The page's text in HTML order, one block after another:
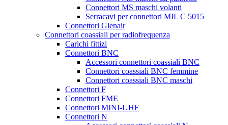
Connettori MS maschi volanti
Serracavi per connettori MIL C 5015
Connettori Glenair
Connettori coassiali per radiofrequenza
Carichi fittizi
Connettori BNC
Accessori connettori coassiali BNC
Connettori coassiali BNC femmine
Connettori coassiali BNC maschi
Connettori F
Connettori FME
Connettori MINI-UHF
Connettori N